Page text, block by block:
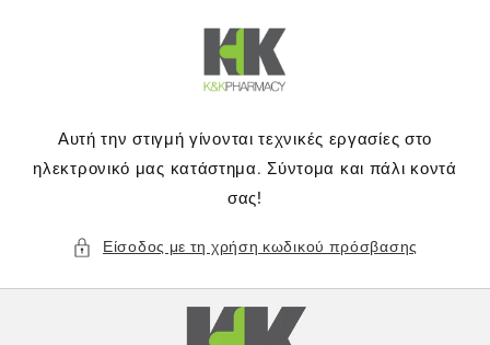
Αυτή την στιγμή γίνονται τεχνικές εργασίες στο
ηλεκτρονικό μας κατάστημα. Σύντομα και πάλι κοντά
σας!
Είσοδος με τη χρήση κωδικού πρόσβασης